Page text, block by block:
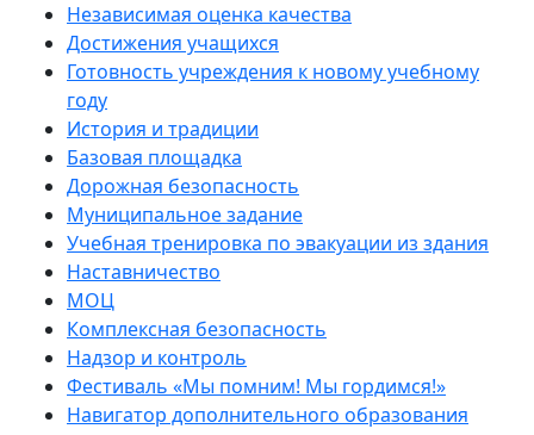
Независимая оценка качества
Достижения учащихся
Готовность учреждения к новому учебному
году
История и традиции
Базовая площадка
Дорожная безопасность
Муниципальное задание
Учебная тренировка по эвакуации из здания
Наставничество
МОЦ
Комплексная безопасность
Надзор и контроль
Фестиваль «Мы помним! Мы гордимся!»
Навигатор дополнительного образования